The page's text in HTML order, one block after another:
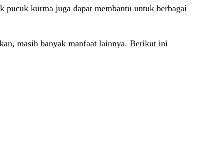
pucuk kurma juga dapat membantu untuk berbagai
masih banyak manfaat lainnya. Berikut ini